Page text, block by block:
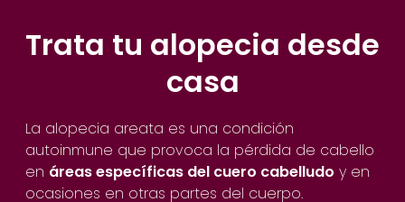
Trata tu alopecia desde
casa
La alopecia areata es una condición
autoinmune que provoca la pérdida de cabello
en áreas específicas del cuero cabelludo y en
ocasiones en otras partes del cuerpo.